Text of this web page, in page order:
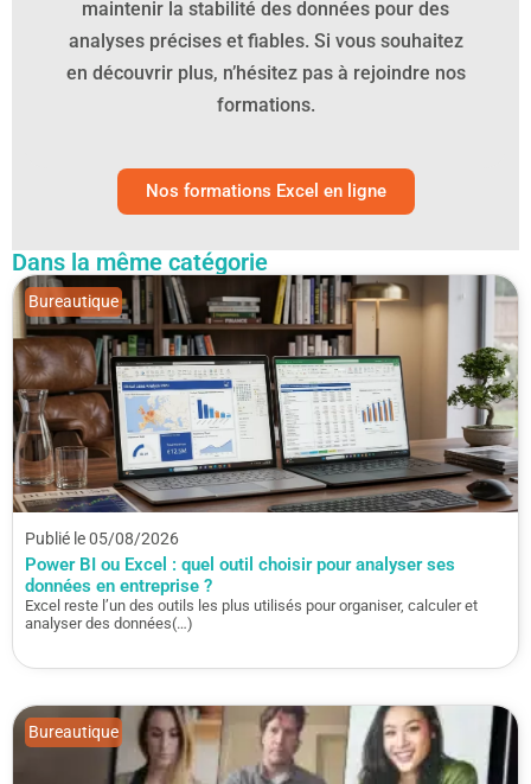
maintenir la stabilité des données pour des
analyses précises et fiables. Si vous souhaitez
en découvrir plus, n’hésitez pas à rejoindre nos
formations.
Nos formations Excel en ligne
Dans la même catégorie
Publié le 05/08/2026
Power BI ou Excel : quel outil choisir pour analyser ses
données en entreprise ?
Excel reste l’un des outils les plus utilisés pour organiser, calculer et
analyser des données(…)
Bureautique
Bureautique